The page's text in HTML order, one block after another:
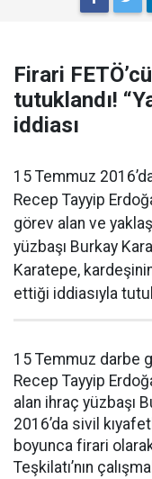
Firari
tutuklandı!
iddiası
15 Temmuz
Recep Tayyip
görev alan ve
yüzbaşı Burkay
Karatepe,
ettiği iddiasıyla
15 Temmuz darbe
Recep Tayyip
alan ihraç yüzbaşı
2016’da sivil
boyunca firari
Teşkilatı’nın